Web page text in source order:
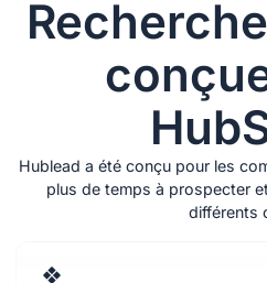
Hublead a été conçu pour les
plus de temps à prospecter
différents